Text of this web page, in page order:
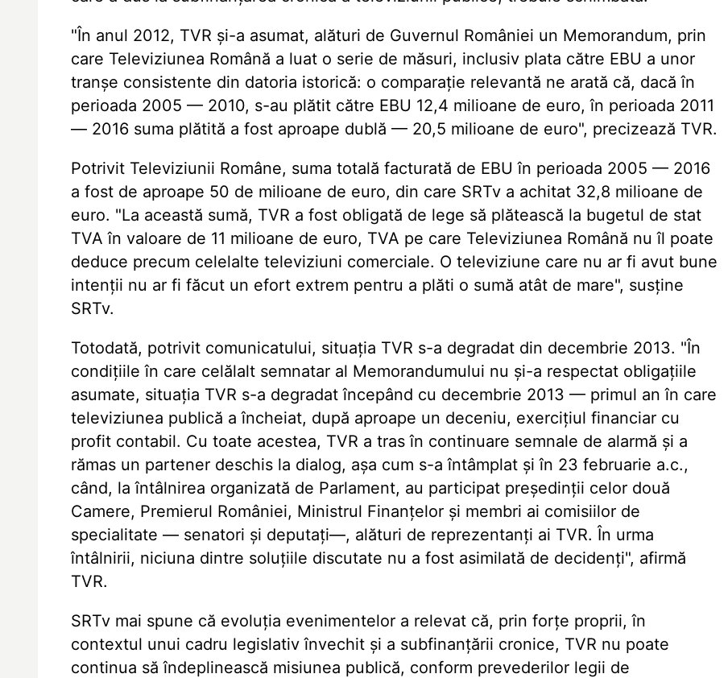
"În anul 2012, TVR și-a asumat, alături de Guvernul României un Memorandum, prin
care Televiziunea Română a luat o serie de măsuri, inclusiv plata către EBU a unor
tranșe consistente din datoria istorică: o comparație relevantă ne arată că, dacă în
perioada 2005 — 2010, s-au plătit către EBU 12,4 milioane de euro, în perioada 2011
— 2016 suma plătită a fost aproape dublă — 20,5 milioane de euro", precizează TVR.
Potrivit Televiziunii Române, suma totală facturată de EBU în perioada 2005 — 2016
a fost de aproape 50 de milioane de euro, din care SRTv a achitat 32,8 milioane de
euro. "La această sumă, TVR a fost obligată de lege să plătească la bugetul de stat
TVA în valoare de 11 milioane de euro, TVA pe care Televiziunea Română nu îl poate
deduce precum celelalte televiziuni comerciale. O televiziune care nu ar fi avut bune
intenții nu ar fi făcut un efort extrem pentru a plăti o sumă atât de mare", susține
SRTv.
Totodată, potrivit comunicatului, situația TVR s-a degradat din decembrie 2013. "În
condițiile în care celălalt semnatar al Memorandumului nu și-a respectat obligațiile
asumate, situația TVR s-a degradat începând cu decembrie 2013 — primul an în care
televiziunea publică a încheiat, după aproape un deceniu, exercițiul financiar cu
profit contabil. Cu toate acestea, TVR a tras în continuare semnale de alarmă și a
rămas un partener deschis la dialog, așa cum s-a întâmplat și în 23 februarie a.c.,
când, la întâlnirea organizată de Parlament, au participat președinții celor două
Camere, Premierul României, Ministrul Finanțelor și membri ai comisiilor de
specialitate — senatori și deputați—, alături de reprezentanți ai TVR. În urma
întâlnirii, niciuna dintre soluțiile discutate nu a fost asimilată de decidenți", afirmă
TVR.
SRTv mai spune că evoluția evenimentelor a relevat că, prin forțe proprii, în
contextul unui cadru legislativ învechit și a subfinanțării cronice, TVR nu poate
continua să îndeplinească misiunea publică, conform prevederilor legii de